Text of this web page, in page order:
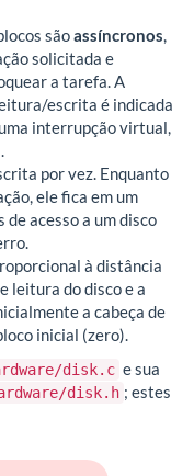
sãoassíncronos,
solicitada e
a tarefa. A
escrita é indicada
interrupção virtual,
por vez. Enquanto
ele fica em um
acesso a um disco
à distância
leitura do disco e a
a cabeça de
inicial (zero).
disk.c e sua
disk.h ; estes